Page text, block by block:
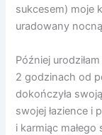
sukcesem) moje
uradowany
Później
2 godzinach od
dokończyła
swojej łazience i
i karmiąc małego